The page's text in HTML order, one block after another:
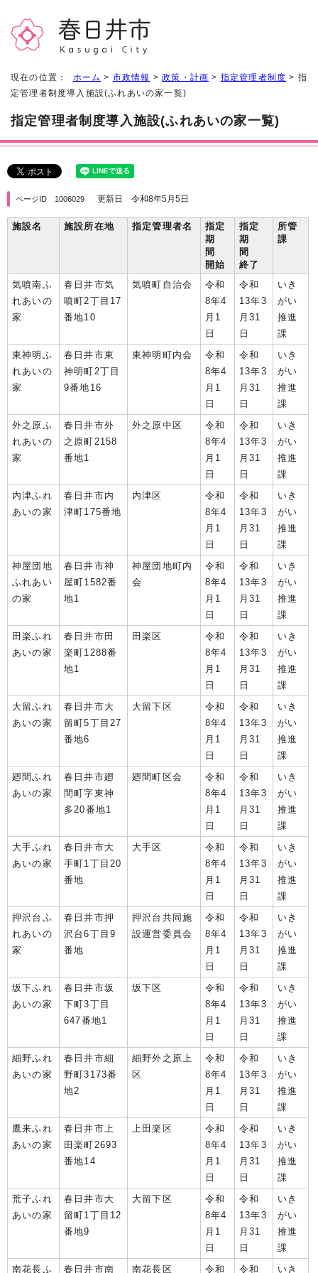
現在の位置： ホーム > 市政情報 >政策・計画 > 指定管理者制度 > 指
定管理者制度導入施設(ふれあいの家一覧)
指定管理者制度導入施設(ふれあいの家一覧)
ページID 1006029 更新日 令和8年5月5日
施設名 施設所在地 指定管理者名
指定
期
間
開始
指定
期
間
終了
所管
課
気噴南ふ
れあいの
家
春日井市気
噴町2丁目17
番地10
気噴町自治会
令和
8年4
月1
日
令和
13年3
月31
日
いき
がい
推進
課
東神明ふ
れあいの
家
春日井市東
神明町2丁目
9番地16
東神明町内会
令和
8年4
月1
日
令和
13年3
月31
日
いき
がい
推進
課
外之原ふ
れあいの
家
春日井市外
之原町2158
番地1
外之原中区
令和
8年4
月1
日
令和
13年3
月31
日
いき
がい
推進
課
内津ふれ
あいの家
春日井市内
津町175番地
内津区
令和
8年4
月1
日
令和
13年3
月31
日
いき
がい
推進
課
神屋団地
ふれあい
の家
春日井市神
屋町1582番
地1
神屋団地町内
会
令和
8年4
月1
日
令和
13年3
月31
日
いき
がい
推進
課
田楽ふれ
あいの家
春日井市田
楽町1288番
地1
田楽区
令和
8年4
月1
日
令和
13年3
月31
日
いき
がい
推進
課
大留ふれ
あいの家
春日井市大
留町5丁目27
番地6
大留下区
令和
8年4
月1
日
令和
13年3
月31
日
いき
がい
推進
課
廻間ふれ
あいの家
春日井市廻
間町字東神
多20番地1
廻間町区会
令和
8年4
月1
日
令和
13年3
月31
日
いき
がい
推進
課
大手ふれ
あいの家
春日井市大
手町1丁目20
番地
大手区
令和
8年4
月1
日
令和
13年3
月31
日
いき
がい
推進
課
押沢台ふ
れあいの
家
春日井市押
沢台6丁目9
番地
押沢台共同施
設運営委員会
令和
8年4
月1
日
令和
13年3
月31
日
いき
がい
推進
課
坂下ふれ
あいの家
春日井市坂
下町3丁目
647番地1
坂下区
令和
8年4
月1
日
令和
13年3
月31
日
いき
がい
推進
課
細野ふれ
あいの家
春日井市細
野町3173番
地2
細野外之原上
区
令和
8年4
月1
日
令和
13年3
月31
日
いき
がい
推進
課
鷹来ふれ
あいの家
春日井市上
田楽町2693
番地14
上田楽区
令和
8年4
月1
日
令和
13年3
月31
日
いき
がい
推進
課
荒子ふれ
あいの家
春日井市大
留町1丁目12
番地9
大留下区
令和
8年4
月1
日
令和
13年3
月31
日
いき
がい
推進
課
南花長ふ
春日井市南 南花長区 令和 令和 いき